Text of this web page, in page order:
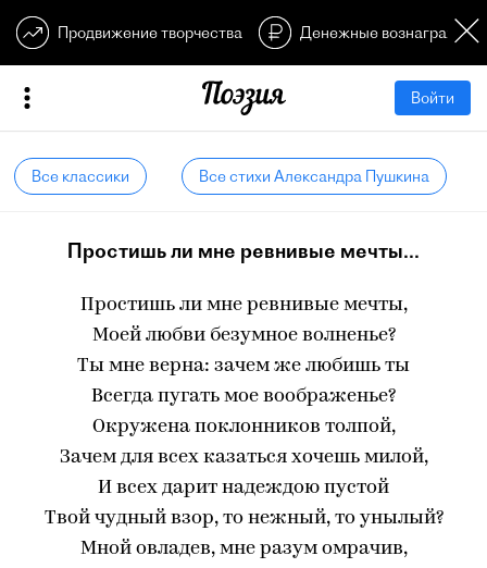
Продвижение творчества Денежные
Войти
Все классики Все стихи Александра Пушкина
Простишь ли мне ревнивые мечты...
Простишь ли мне ревнивые мечты,
Моей любви безумное волненье?
Ты мне верна: зачем же любишь ты
Всегда пугать мое воображенье?
Окружена поклонников толпой,
Зачем для всех казаться хочешь милой,
И всех дарит надеждою пустой
Твой чудный взор, то нежный, то унылый?
Мной овладев, мне разум омрачив,